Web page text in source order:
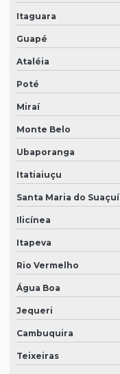
Itaguara
Guapé
Ataléia
Poté
Miraí
Monte Belo
Ubaporanga
Itatiaiuçu
Santa Maria do Suaçuí
Ilicínea
Itapeva
Rio Vermelho
Água Boa
Jequeri
Cambuquira
Teixeiras